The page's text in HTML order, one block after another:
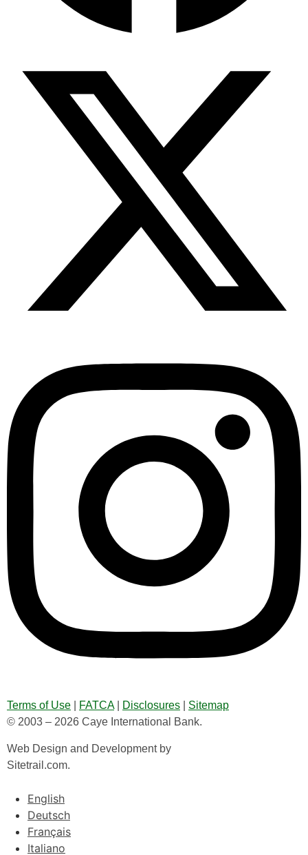
Terms of Use FATCA| Disclosures
Sitemap
© 2003 – 2026 Caye International Bank.
Web Design and Development by
Sitetrail.com.
English
Deutsch
Français
Italiano